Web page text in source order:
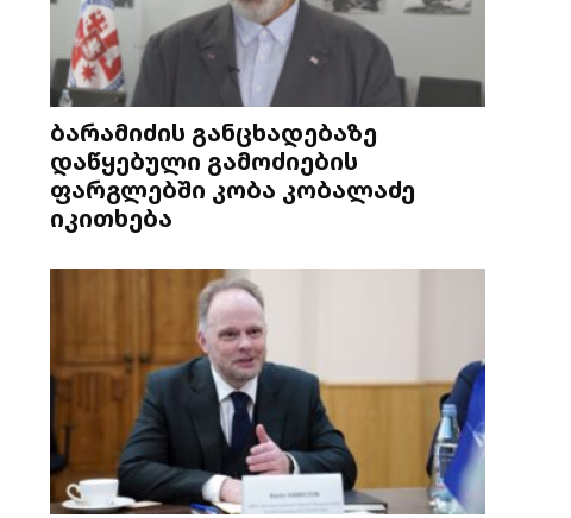
ბარამიძის განცხადებაზე
დაწყებული გამოძიების
ფარგლებში კობა კობალაძე
იკითხება